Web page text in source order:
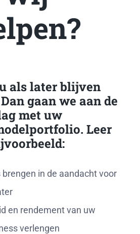
als later blijven
gaan we aan de
met uw
Leer
in de aandacht voor
en rendement van uw
verlengen